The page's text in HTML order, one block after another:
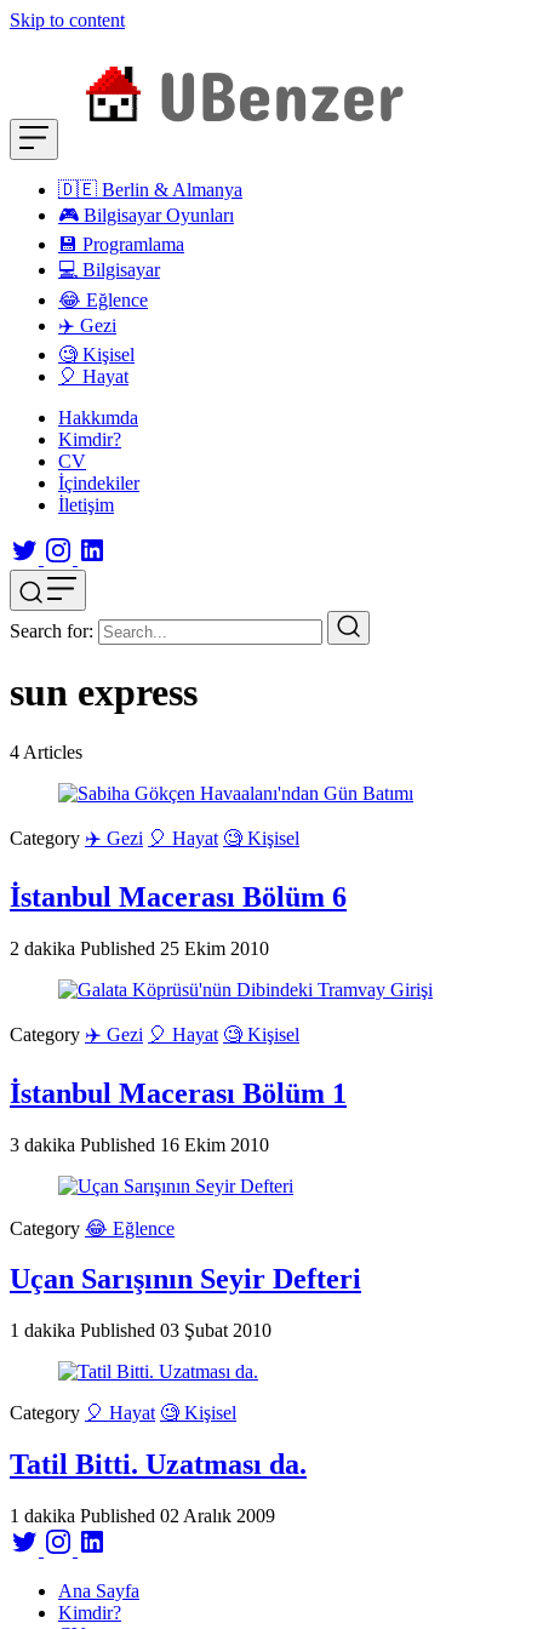
Skip to content
🇩🇪 Berlin & Almanya
🎮 Bilgisayar Oyunları
💾 Programlama
💻 Bilgisayar
😂 Eğlence
✈️ Gezi
🧐 Kişisel
🎈 Hayat
Hakkımda
Kimdir?
CV
İçindekiler
İletişim
Search for:
sun express
4 Articles
Category ✈️ Gezi 🎈 Hayat 🧐 Kişisel
İstanbul Macerası Bölüm 6
2 dakika Published 25 Ekim 2010
Category ✈️ Gezi 🎈 Hayat 🧐 Kişisel
İstanbul Macerası Bölüm 1
3 dakika Published 16 Ekim 2010
Category 😂 Eğlence
Uçan Sarışının Seyir Defteri
1 dakika Published 03 Şubat 2010
Category 🎈 Hayat 🧐 Kişisel
Tatil Bitti. Uzatması da.
1 dakika Published 02 Aralık 2009
Ana Sayfa
Kimdir?